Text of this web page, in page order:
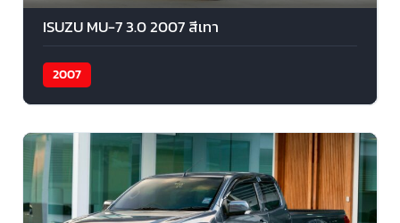
ISUZU MU-7 3.0 2007 สีเทา
2007